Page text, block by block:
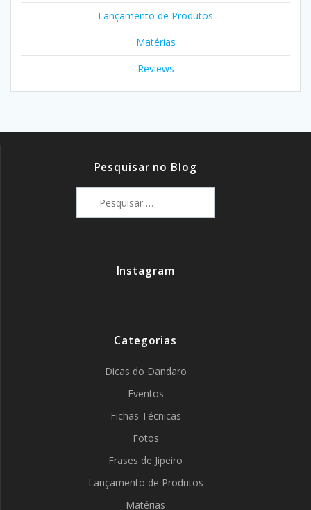
Lançamento de Produtos
Matérias
Reviews
Pesquisar no Blog
Instagram
Categorias
Dicas do Dandaro
Eventos
Fichas Técnicas
Fotos
Frases de Jipeiro
Lançamento de Produtos
Matérias